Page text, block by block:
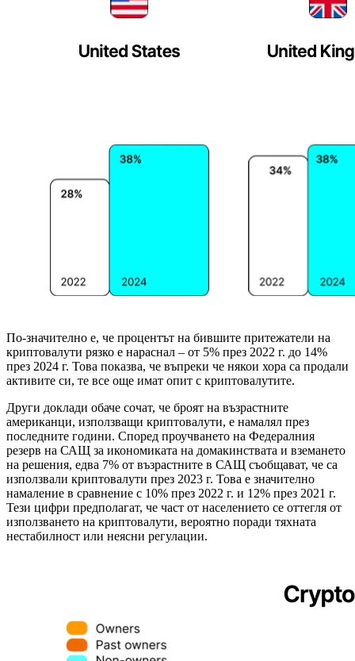
По-значително е, че процентът на бившите притежатели на
криптовалути рязко е нараснал – от 5% през 2022 г. до 14%
през 2024 г. Това показва, че въпреки че някои хора са продали
активите си, те все още имат опит с криптовалутите.
Други доклади обаче сочат, че броят на възрастните
американци, използващи криптовалути, е намалял през
последните години. Според проучването на Федералния
резерв на САЩ за икономиката на домакинствата и вземането
на решения, едва 7% от възрастните в САЩ съобщават, че са
използвали криптовалути през 2023 г. Това е значително
намаление в сравнение с 10% през 2022 г. и 12% през 2021 г.
Тези цифри предполагат, че част от населението се оттегля от
използването на криптовалути, вероятно поради тяхната
нестабилност или неясни регулации.